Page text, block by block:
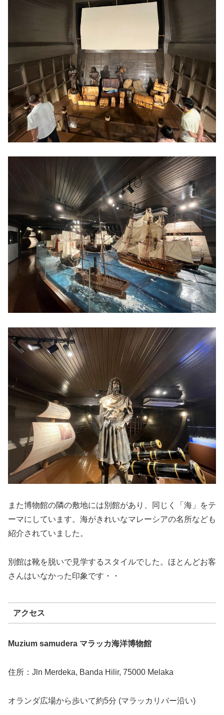
また博物館の隣の敷地には別館があり、同じく「海」をテ
ーマにしています。海がきれいなマレーシアの名所なども
紹介されていました。
別館は靴を脱いで見学するスタイルでした。ほとんどお客
さんはいなかった印象です・・
アクセス
Muzium samudera マラッカ海洋博物館
住所：Jln Merdeka, Banda Hilir, 75000 Melaka
オランダ広場から歩いて約5分 (マラッカリバー沿い)